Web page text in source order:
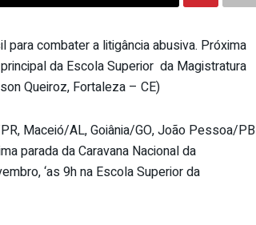
para combater a litigância abusiva. Próxima
da Escola Superior da Magistratura
Queiroz, Fortaleza – CE)
Maceió/AL, Goiânia/GO, João Pessoa/PB
parada da Caravana Nacional da
‘as 9h na Escola Superior da